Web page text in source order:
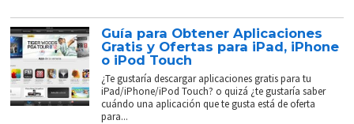
Guía para Obtener Aplicaciones
Gratis y Ofertas para iPad, iPhone
o iPod Touch
¿Te gustaría descargar aplicaciones gratis para tu
iPad/iPhone/iPod Touch? o quizá ¿te gustaría saber
cuándo una aplicación que te gusta está de oferta
para...